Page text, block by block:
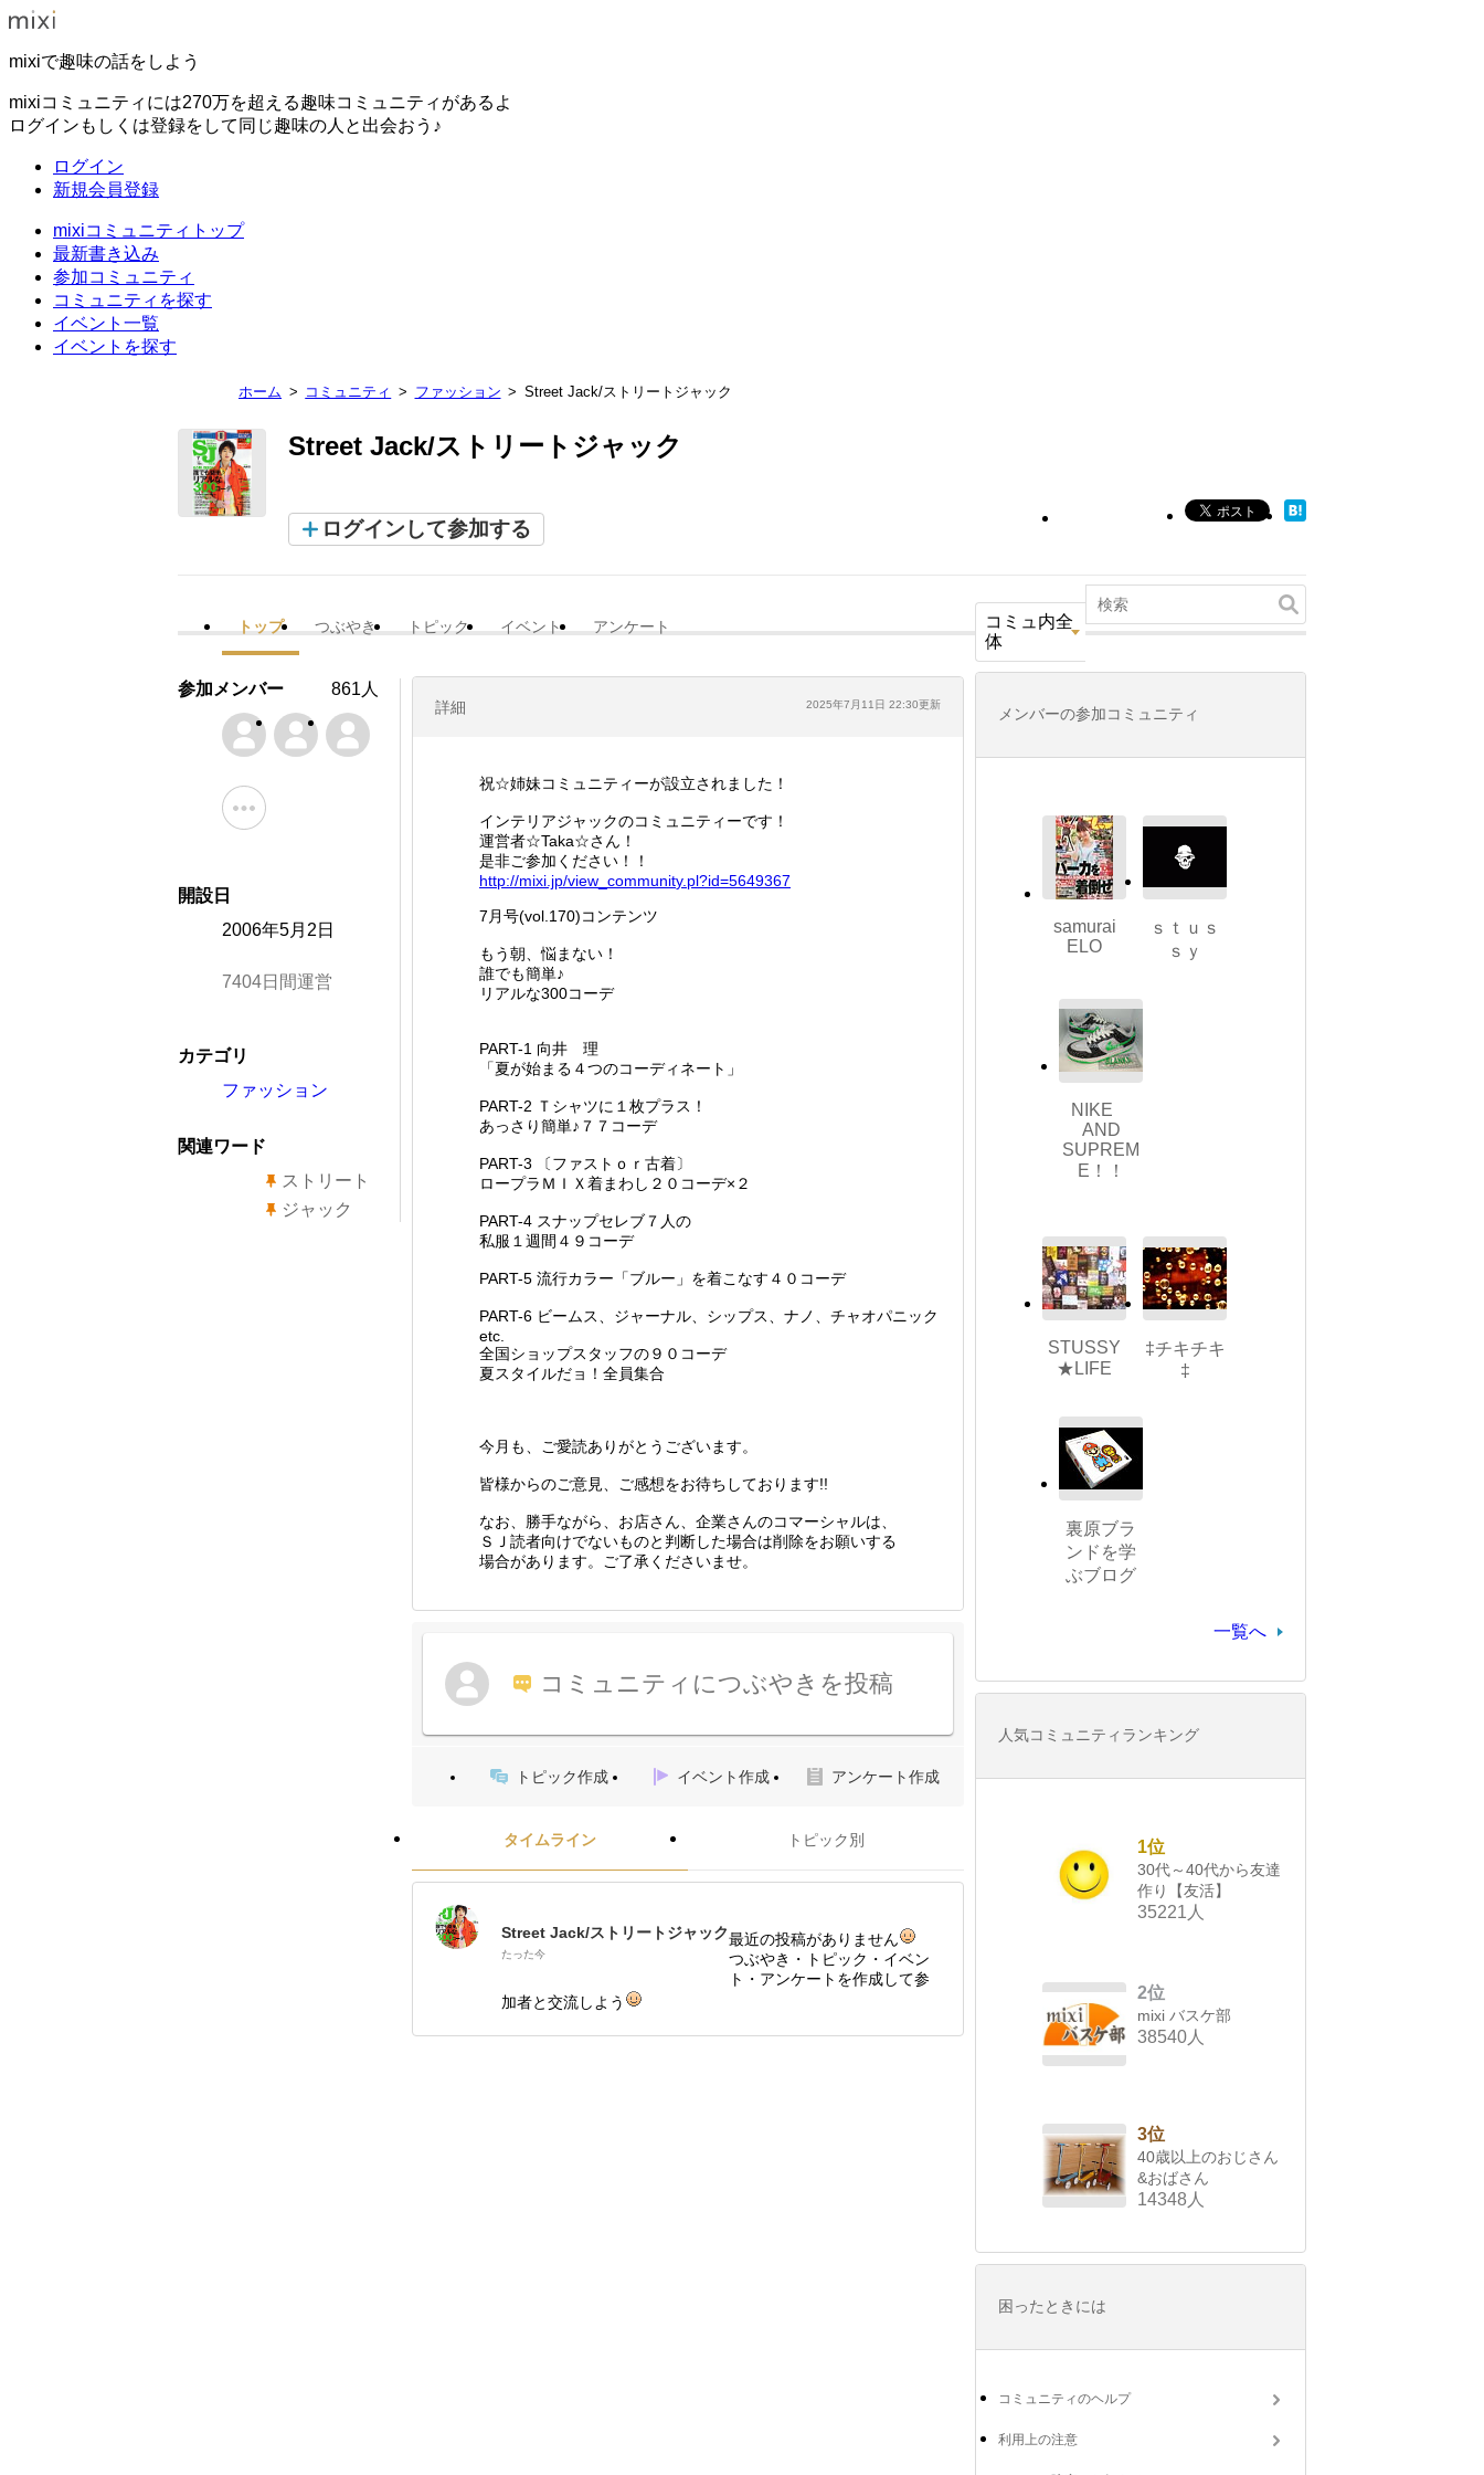
mixiで趣味の話をしよう
mixiコミュニティには270万を超える趣味コミュニティがあるよ
ログインもしくは登録をして同じ趣味の人と出会おう♪
ログイン
新規会員登録
mixiコミュニティトップ
最新書き込み
参加コミュニティ
コミュニティを探す
イベント一覧
イベントを探す
ホーム コミュニティ ファッション Street Jack/ストリートジャック
Street Jack/ストリートジャック
ログインして参加する
トップ つぶやき トピック イベント アンケート
コミュ内全
体
詳細 2025年7月11日 22:30更新
祝☆姉妹コミュニティーが設立されました！
インテリアジャックのコミュニティーです！
運営者☆Taka☆さん！
是非ご参加ください！！
http://mixi.jp/view_community.pl?id=5649367
7月号(vol.170)コンテンツ
もう朝、悩まない！
誰でも簡単♪
リアルな300コーデ
PART-1 向井 理
「夏が始まる４つのコーディネート」
PART-2 Ｔシャツに１枚プラス！
あっさり簡単♪７７コーデ
PART-3 〔ファストｏｒ古着〕
ロープラＭＩＸ着まわし２０コーデ×２
PART-4 スナップセレブ７人の
私服１週間４９コーデ
PART-5 流行カラー「ブルー」を着こなす４０コーデ
PART-6 ビームス、ジャーナル、シップス、ナノ、チャオパニック
etc.
全国ショップスタッフの９０コーデ
夏スタイルだョ！全員集合
今月も、ご愛読ありがとうございます。
皆様からのご意見、ご感想をお待ちしております!!
なお、勝手ながら、お店さん、企業さんのコマーシャルは、
ＳＪ読者向けでないものと判断した場合は削除をお願いする
場合があります。ご了承くださいませ。
コミュニティにつぶやきを投稿
トピック作成 イベント作成 アンケート作成
タイムライン トピック別
Street Jack/ストリートジャック
たった今
最近の投稿がありません
つぶやき・トピック・イベン
ト・アンケートを作成して参
加者と交流しよう
参加メンバー 861人
開設日
2006年5月2日
7404日間運営
カテゴリ
ファッション
関連ワード
ストリート
ジャック
メンバーの参加コミュニティ
samurai
ELO
ｓｔｕｓ
ｓｙ
NIKE
AND
SUPREM
E！！
STUSSY
★LIFE
‡チキチキ
‡
裏原ブラ
ンドを学
ぶブログ
一覧へ
人気コミュニティランキング
1位
30代～40代から友達
作り【友活】
35221人
2位
mixi バスケ部
38540人
3位
40歳以上のおじさん
&おばさん
14348人
困ったときには
コミュニティのヘルプ
利用上の注意